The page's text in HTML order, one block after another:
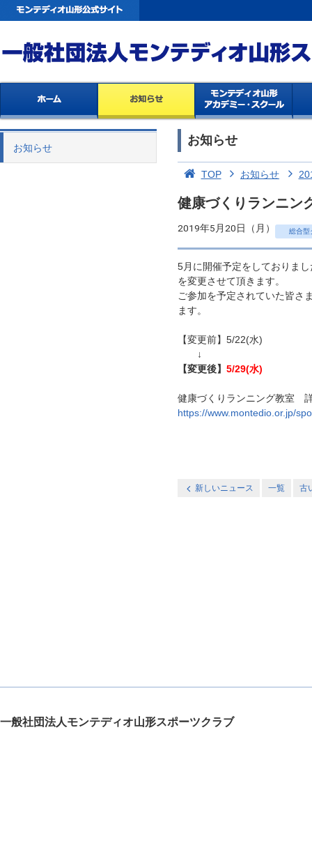
お知らせ
お知らせ
TOP お知らせ
健康づくりランニン
2019年5月20日（月） 総合型
5月に開催予定をしておりま
を変更させて頂きます。
ご参加を予定されていた皆さ
ます。
【変更前】5/22(水)
↓
【変更後】 5/29(水)
健康づくりランニング教室
https://www.montedio.or.jp/
新しいニュース 一覧 古
一般社団法人モンテディオ山形スポーツクラブ